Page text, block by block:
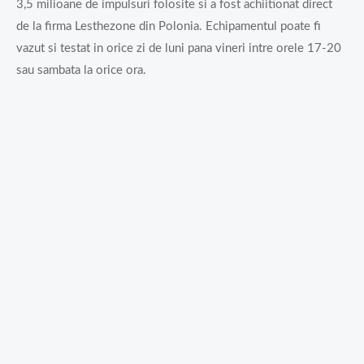
3,5 milioane de impulsuri folosite si a fost achiitionat direct
de la firma Lesthezone din Polonia. Echipamentul poate fi
vazut si testat in orice zi de luni pana vineri intre orele 17-20
sau sambata la orice ora.